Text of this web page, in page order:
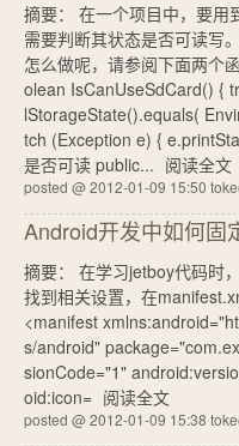
摘要： 在一个项目中，要用
需要判断其状态是否可读写
怎么做呢，请参阅下面两个
olean IsCanUseSdCard() {
lStorageState().equals(
tch (Exception e) {
是否可读 public... 阅读全文
posted @ 2012-01-09 15:50
Android开发中如何固
摘要： 在学习jetboy代码时
找到相关设置，在
<manifest
s/android"
sionCode="1"
oid:icon= 阅读全文
posted @ 2012-01-09 15:38